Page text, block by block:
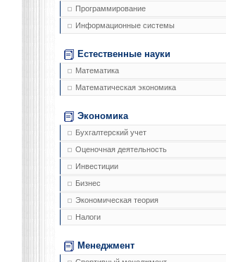
Программирование
Информационные системы
Естественные науки
Математика
Математическая экономика
Экономика
Бухгалтерский учет
Оценочная деятельность
Инвестиции
Бизнес
Экономическая теория
Налоги
Менеджмент